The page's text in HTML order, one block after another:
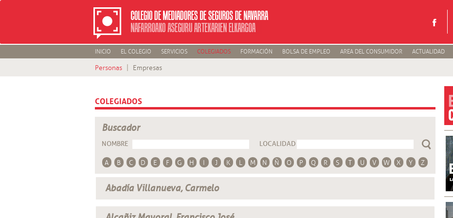
INICIO EL COLEGIO SERVICIOS COLEGIADOS FORMACIÓN BOLSA DE EMPLEO AREA DEL CONSUMIDOR ACTUALIDAD
Personas Empresas
COLEGIADOS
Buscador
NOMBRE LOCALIDAD
A B C D E F G H I J K L M N Ñ O P Q R S T U V W X Y Z
Abadía Villanueva, Carmelo